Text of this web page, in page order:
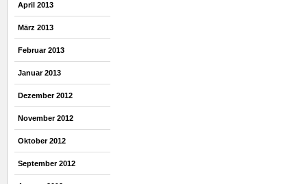
April 2013
März 2013
Februar 2013
Januar 2013
Dezember 2012
November 2012
Oktober 2012
September 2012